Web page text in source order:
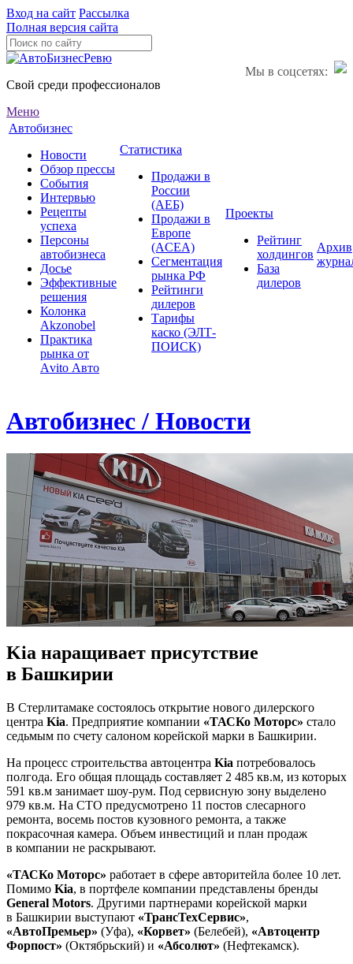
Вход на сайт Рассылка
Полная версия сайта
Мы в соцсетях:
Свой среди профессионалов
Меню
Автобизнес
Новости
Обзор прессы
События
Интервью
Рецепты
успеха
Персоны
автобизнеса
Досье
Эффективные
решения
Колонка
Akzonobel
Практика
рынка от
Аvito Авто
Статистика
Продажи в
России
(АЕБ)
Продажи в
Европе
(ACEA)
Сегментация
рынка РФ
Рейтинги
дилеров
Тарифы
каско (ЭЛТ-
ПОИСК)
Проекты
Рейтинг
холдингов
База
дилеров
Архив
Автобизнес / Новости
Kia наращивает присутствие
в Башкирии
В Стерлитамаке состоялось открытие нового дилерского
центра Kia. Предприятие компании «ТАСКо Моторс» стало
седьмым по счету салоном корейской марки в Башкирии.
На процесс строительства автоцентра Kia потребовалось
полгода. Его общая площадь составляет 2 485 кв.м, из которых
591 кв.м занимает шоу-рум. Под сервисную зону выделено
979 кв.м. На СТО предусмотрено 11 постов слесарного
ремонта, восемь постов кузовного ремонта, а также
покрасочная камера. Объем инвестиций и план продаж
в компании не раскрывают.
«ТАСКо Моторс» работает в сфере авторитейла более 10 лет.
Помимо Kia, в портфеле компании представлены бренды
General Motors. Другими партнерами корейской марки
в Башкирии выступают «ТрансТехСервис»,
«АвтоПремьер» (Уфа), «Корвет» (Белебей), «Автоцентр
Форпост» (Октябрьский) и «Абсолют» (Нефтекамск).